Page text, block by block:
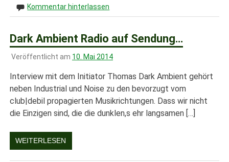
Kommentar hinterlassen
Dark Ambient Radio auf Sendung…
Veröffentlicht am 10. Mai 2014
Interview mit dem Initiator Thomas Dark Ambient gehört
neben Industrial und Noise zu den bevorzugt vom
club|debil propagierten Musikrichtungen. Dass wir nicht
die Einzigen sind, die die dunklen,s ehr langsamen […]
WEITERLESEN